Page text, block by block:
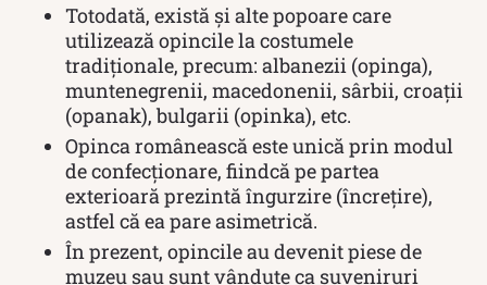
Totodată, există și alte popoare care
utilizează opincile la costumele
tradiționale, precum: albanezii (opinga),
muntenegrenii, macedonenii, sârbii, croații
(opanak), bulgarii (opinka), etc.
Opinca românească este unică prin modul
de confecționare, fiindcă pe partea
exterioară prezintă îngurzire (încrețire),
astfel că ea pare asimetrică.
În prezent, opincile au devenit piese de
muzeu sau sunt vândute ca suveniruri